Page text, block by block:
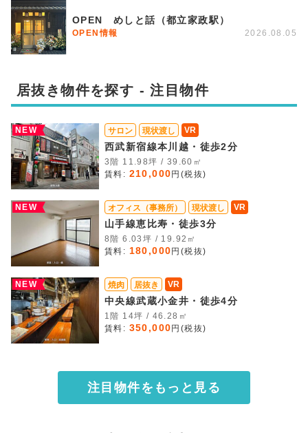
OPEN めしと話（都立家政駅）
OPEN情報 2026.08.05
居抜き物件を探す - 注目物件
NEW サロン 現状渡し VR
西武新宿線本川越・徒歩2分
3階 11.98坪 / 39.60㎡
賃料: 210,000 円(税抜)
NEW オフィス（事務所） 現状渡し VR
山手線恵比寿・徒歩3分
8階 6.03坪 / 19.92㎡
賃料: 180,000 円(税抜)
NEW 焼肉 居抜き VR
中央線武蔵小金井・徒歩4分
1階 14坪 / 46.28㎡
賃料: 350,000 円(税抜)
注目物件をもっと見る